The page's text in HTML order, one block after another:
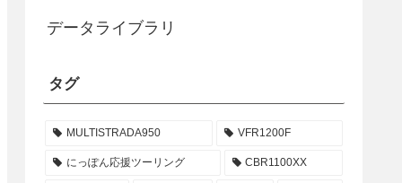
データライブラリ
タグ
MULTISTRADA950 VFR1200F
にっぽん応援ツーリング CBR1100XX